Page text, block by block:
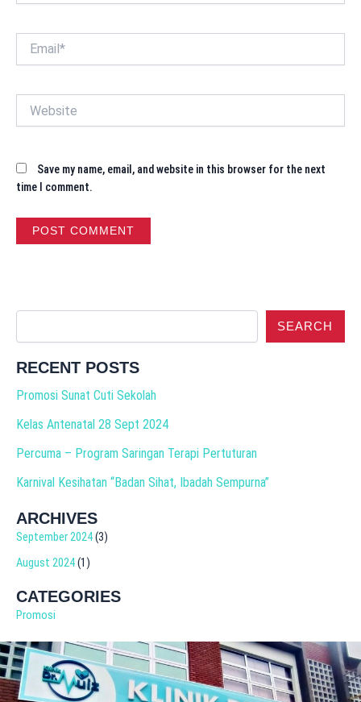
Save my name, email, and website in this browser for the next
time I comment.
SEARCH
RECENT POSTS
Promosi Sunat Cuti Sekolah
Kelas Antenatal 28 Sept 2024
Percuma – Program Saringan Terapi Pertuturan
Karnival Kesihatan “Badan Sihat, Ibadah Sempurna”
ARCHIVES
September 2024(3)
August 2024(1)
CATEGORIES
Promosi